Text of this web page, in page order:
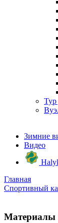
Тур
Зимние
Видео
Главная
Спортивный
Материалы